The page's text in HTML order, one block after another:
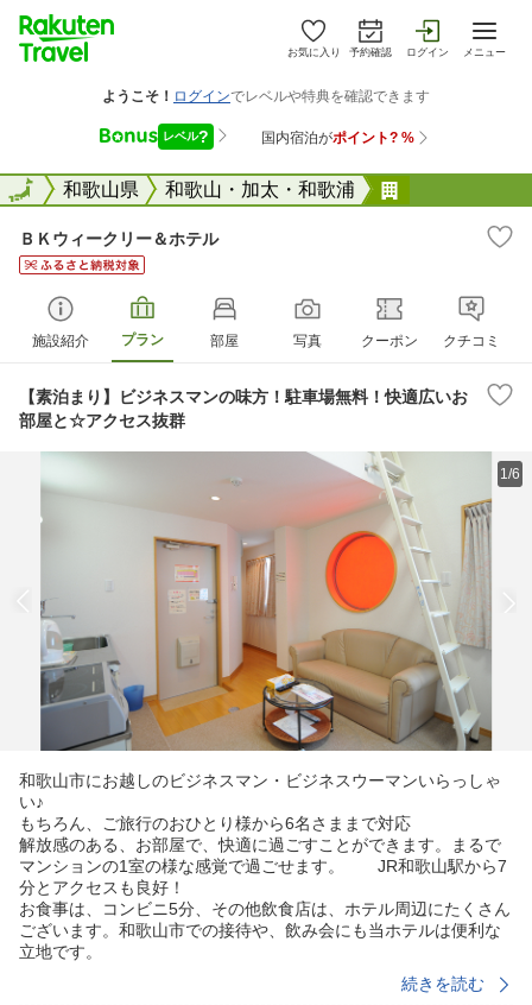
お気に入り 予約確認 ログイン メニュー
全国和歌山県 和歌山・加太・和歌浦
全国
ＢＫウィークリー＆ホテル
施設紹介 プラン 部屋 写真 クーポン クチコミ
【素泊まり】ビジネスマンの味方！駐車場無料！快適広いお
部屋と☆アクセス抜群
1/6
和歌山市にお越しのビジネスマン・ビジネスウーマンいらっしゃ
い♪
もちろん、ご旅行のおひとり様から6名さままで対応
解放感のある、お部屋で、快適に過ごすことができます。まるで
マンションの1室の様な感覚で過ごせます。 JR和歌山駅から7
分とアクセスも良好！
お食事は、コンビニ5分、その他飲食店は、ホテル周辺にたくさん
ございます。和歌山市での接待や、飲み会にも当ホテルは便利な
立地です。
続きを読む